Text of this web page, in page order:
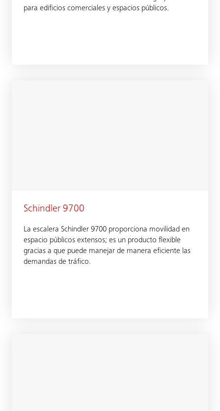
para edificios comerciales y espacios públicos.
Schindler 9700
La escalera Schindler 9700 proporciona movilidad en
espacio públicos extensos; es un producto flexible
gracias a que puede manejar de manera eficiente las
demandas de tráfico.